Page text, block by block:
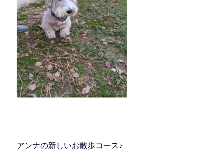
アンナの新しいお散歩コース♪